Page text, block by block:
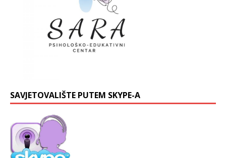
SAVJETOVALIŠTE PUTEM SKYPE-A